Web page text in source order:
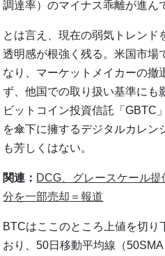
調達率）のマイナス乖離が進ん
とは言え、現在の弱気トレンド
透明感が根強く残る。米国市場
なり、マーケットメイカーの撤
ず、他国での取り扱い基準にも
ビットコイン投資信託「GBTC
を傘下に擁するデジタルカレン
も芳しくはない。
関連： DCG、グレースケール
分を一部売却＝報道
BTCはここのところ上値を切り
おり、50日移動平均線（